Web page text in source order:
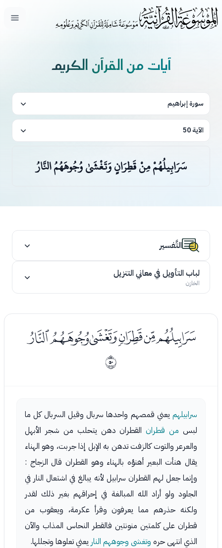
فتح
آيات من القرآن الكريم
سورة إبراهيم
الآية 50
سَرَابِيلُهُمْ مِنْ قَطِرَانٍ وَتَغْشَىٰ وُجُوهَهُمُ النَّارُ
التَّفسير
لباب التأويل في معاني التنزيل
الخازن
ﯕﯖﯗﯘﯙﯚ
ﰱ
سرابيلهم يعني قمصهم واحدها سربال وقيل السربال كل ما
لبس من قطران القطران دهن يتحلب من شجر الأبهل
والعرعر والتوت كالزفت تدهن به الإبل إذا جربت، وهو الهناء
يقال هنأت البعير أهنؤه بالهناء وهو القطران قال الزجاج :
وإنما جعل لهم القطران سرابيل لأنه يبالغ في اشتعال النار في
الجلود ولو أراد الله المبالغة في إحراقهم بغير ذلك لقدر
ولكنه حذرهم مما يعرفون وقرأ عكرمة، ويعقوب من
قطران على كلمتين منونتين فالقطر النحاس المذاب والآن
الذي انتهى حره وتغشى وجوههم النار يعني تعلوها وتجللها.